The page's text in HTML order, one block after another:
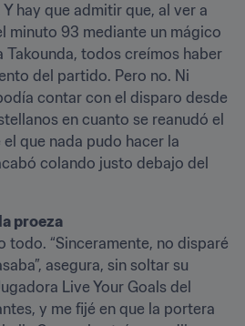
hay que admitir que, al ver a
minuto 93 mediante un mágico
Takounda, todos creímos haber
del partido. Pero no. Ni
contar con el disparo desde
en cuanto se reanudó el
que nada pudo hacer la
colando justo debajo del
proeza
todo. “Sinceramente, no disparé
asegura, sin soltar su
Live Your Goals del
y me fijé en que la portera